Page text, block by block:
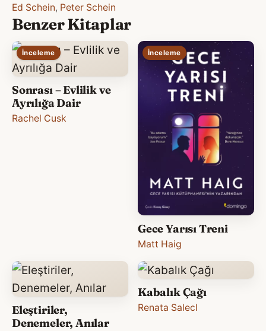
Ed Schein, Peter Schein
Benzer Kitaplar
İnceleme
Sonrası – Evlilik ve
Ayrılığa Dair
Rachel Cusk
İnceleme
Gece Yarısı Treni
Matt Haig
Eleştiriler,
Denemeler, Anılar
Kabalık Çağı
Renata Salecl